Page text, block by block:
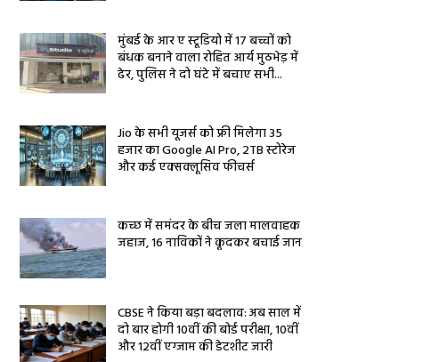
मुंबई के आर ए स्टूडियो में 17 बच्चों को
बंधक बनाने वाला रोहित आर्य मुठभेड़ में
ढेर, पुलिस ने दो घंटे में बचाए सभी...
Jio के सभी यूजर्स को फ्री मिलेगा 35
हजार का Google AI Pro, 2TB स्टोरेज
और कई एक्सक्लूसिव फीचर्स
कच्छ में समंदर के बीच जला मालवाहक
जहाज, 16 नाविकों ने कूदकर बचाई जान
CBSE ने किया बड़ा बदलाव: अब साल में
दो बार होगी 10वीं की बोर्ड परीक्षा, 10वीं
और 12वीं एग्जाम की डेटशीट जारी